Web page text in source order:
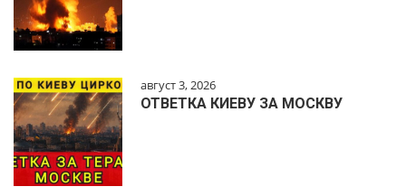
август 3, 2026
ОТВЕТКА КИЕВУ ЗА МОСКВУ